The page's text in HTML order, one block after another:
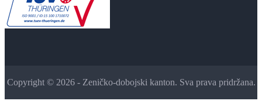
Copyright © 2026 - Zeničko-dobojski kanton. Sva prava pridržana.